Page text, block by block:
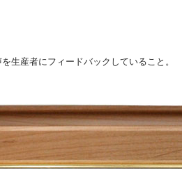
生産者にフィードバックしていること。